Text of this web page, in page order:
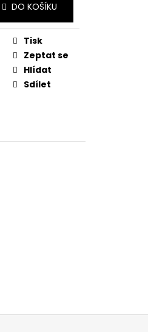
DO KOŠÍKU
Tisk
Zeptat se
Hlídat
Sdílet